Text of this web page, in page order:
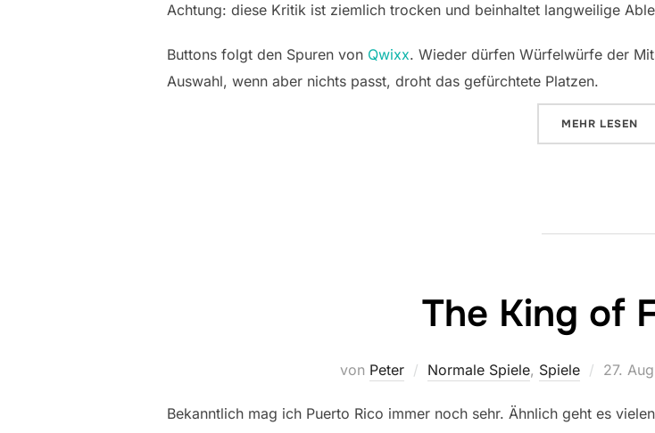
Achtung: diese Kritik ist ziemlich trocken und beinhaltet langweilige
Buttons folgt den Spuren von Qwixx. Wieder dürfen Würfelwürfe der
Auswahl, wenn aber nichts passt, droht das gefürchtete Platzen.
MEHR ÜBER
LESEN
The King of
von Peter Normale Spiele, Spiele 27.
Bekanntlich mag ich Puerto Rico immer noch sehr. Ähnlich geht es